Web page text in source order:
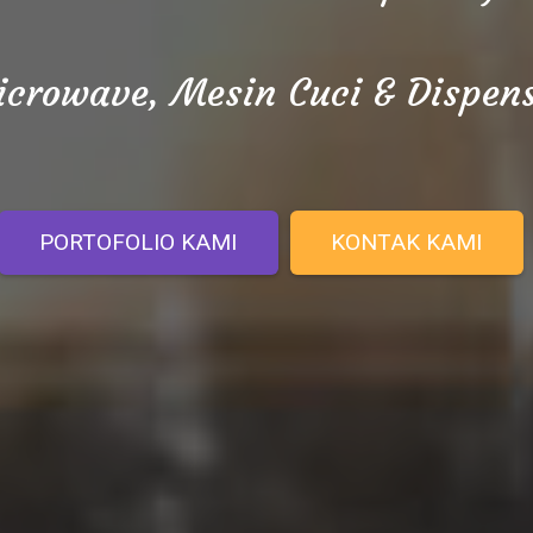
Mesin Cuci &
PORTOFOLIO KAMI KONTAK KAMI